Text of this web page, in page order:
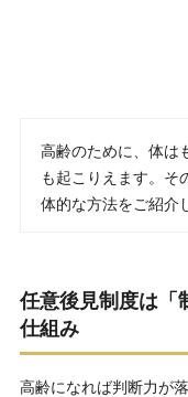
高齢のために、体は
も起こりえます。そ
体的な方法をご紹介
任意後見制度は「
仕組み
高齢になれば判断力が